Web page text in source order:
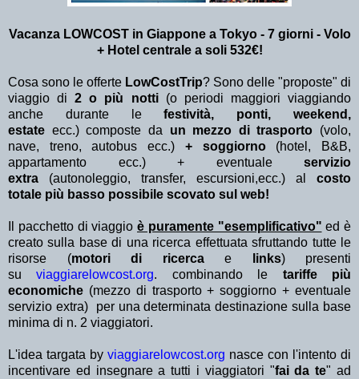
Vacanza LOWCOST in Giappone a Tokyo - 7 giorni - Volo
+ Hotel centrale a soli 532€!
Cosa sono le offerte LowCostTrip? Sono delle "proposte" di
viaggio di2 o più notti (o periodi maggiori viaggiando
anche durante lefestività, ponti, weekend,
estate ecc.) composte da un mezzo di trasporto (volo,
nave, treno, autobus ecc.) + soggiorno(hotel, B&B,
appartamento ecc.) + eventuale servizio
extra (autonoleggio, transfer, escursioni,ecc.) al costo
totale più basso possibile scovato sul web!
Il pacchetto di viaggio è puramente "esemplificativo" ed è
creato sulla base di una ricerca effettuata sfruttando tutte le
risorse (motori di ricerca e links) presenti
suviaggiarelowcost.org. combinando le tariffe più
economiche (mezzo di trasporto + soggiorno + eventuale
servizio extra)
per una determinata destinazione sulla base
minima di n. 2 viaggiatori.
L'idea targata by viaggiarelowcost.org nasce con l'intento di
incentivare ed insegnare a tutti i viaggiatori "fai da te" ad